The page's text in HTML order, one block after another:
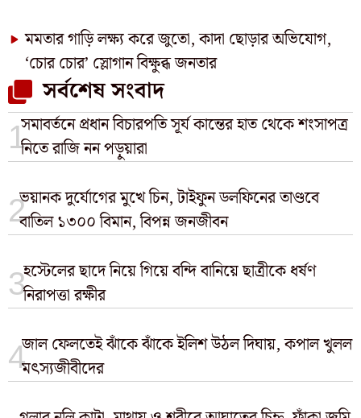
মমতার গাড়ি লক্ষ্য করে জুতো, কাদা ছোড়ার অভিযোগ,
‘চোর চোর’ স্লোগান বিক্ষুব্ধ জনতার
সর্বশেষ সংবাদ
সমাবর্তনে প্রধান বিচারপতি সূর্য কান্তের হাত থেকে শংসাপত্র
নিতে রাজি নন পড়ুয়ারা
ভয়ানক দুর্যোগের মুখে চিন, টাইফুন ডলফিনের তাণ্ডবে
বাতিল ১৩০০ বিমান, বিপন্ন জনজীবন
হস্টেলের ছাদে নিয়ে গিয়ে বন্দি বানিয়ে ছাত্রীকে ধর্ষণ
নিরাপত্তা রক্ষীর
জাল ফেলতেই ঝাঁকে ঝাঁকে ইলিশ উঠল দিঘায়, কপাল খুলল
মৎস্যজীবীদের